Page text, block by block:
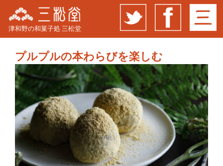
津和野の和菓子処 三松堂
プルプルの本わらびを楽しむ